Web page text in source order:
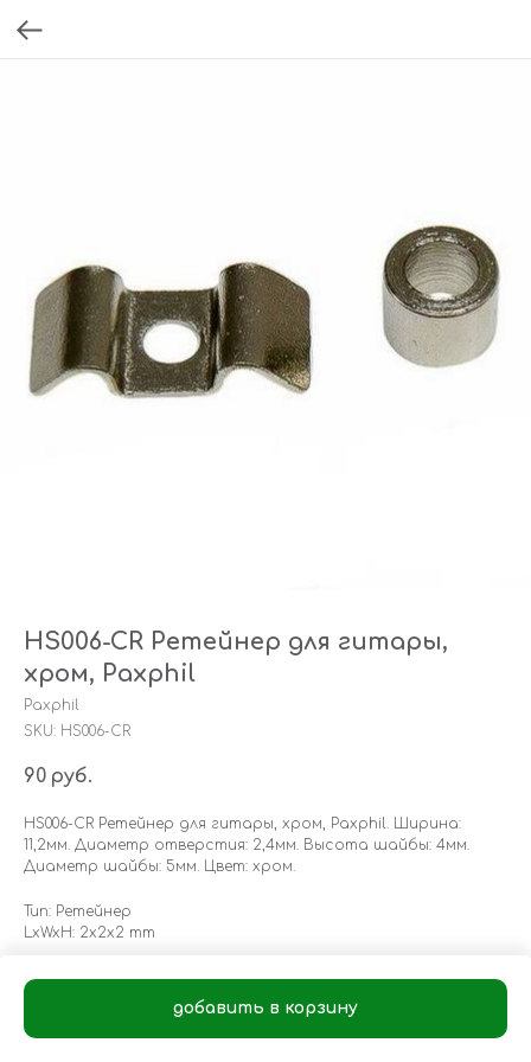
HS006-CR Ретейнер для гитары,
хром, Paxphil
Paxphil
SKU: HS006-CR
90 руб.
добавить в корзину
HS006-CR Ретейнер для гитары, хром, Paxphil. Ширина:
11,2мм. Диаметр отверстия: 2,4мм. Высота шайбы: 4мм.
Диаметр шайбы: 5мм. Цвет: хром.
Тип: Ретейнер
LxWxH: 2x2x2 mm